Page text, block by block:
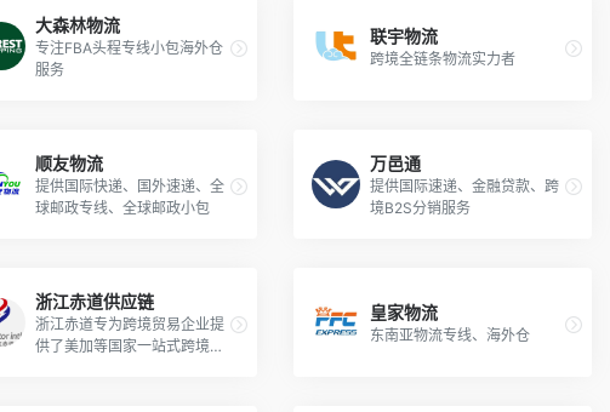
大森林物流
专注FBA头程专线小包海外仓
服务
联宇物流
跨境全链条物流实力者
顺友物流
提供国际快递、国外速递、全
球邮政专线、全球邮政小包
万邑通
提供国际速递、金融贷款、跨
境B2S分销服务
浙江赤道供应链
浙江赤道专为跨境贸易企业提
供了美加等国家一站式跨境物
皇家物流
东南亚物流专线、海外仓